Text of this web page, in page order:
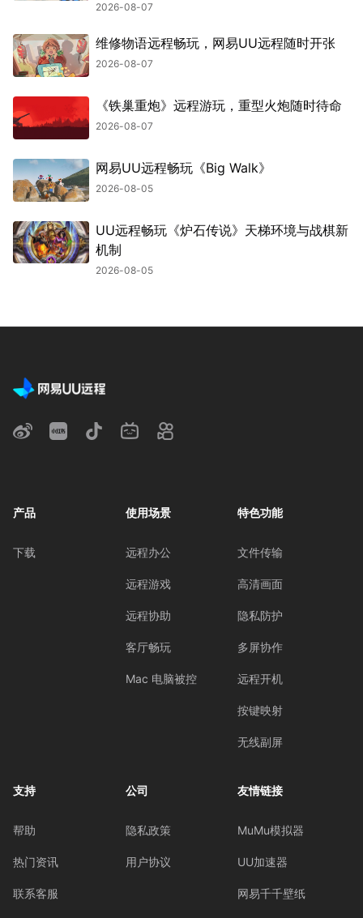
2026-08-07
维修物语远程畅玩，网易UU远程随时开张
2026-08-07
《铁巢重炮》远程游玩，重型火炮随时待命
2026-08-07
网易UU远程畅玩《Big Walk》
2026-08-05
UU远程畅玩《炉石传说》天梯环境与战棋新
机制
2026-08-05
产品
下载
使用场景
远程办公
远程游戏
远程协助
客厅畅玩
Mac 电脑被控
特色功能
文件传输
高清画面
隐私防护
多屏协作
远程开机
按键映射
无线副屏
支持
帮助
热门资讯
联系客服
公司
隐私政策
用户协议
友情链接
MuMu模拟器
UU加速器
网易千千壁纸